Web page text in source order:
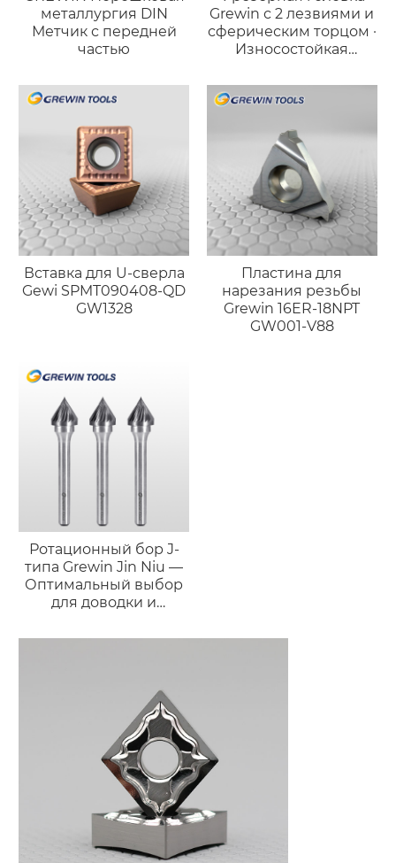
металлургия DIN
Метчик с передней
частью
Grewin с 2 лезвиями и
сферическим торцом ·
Износостойкая
Вставка для U-сверла
Gewi SPMT090408-QD
GW1328
Пластина для
нарезания резьбы
Grewin 16ER-18NPT
GW001-V88
Ротационный бор J-
типа Grewin Jin Niu —
Оптимальный выбор
для доводки и